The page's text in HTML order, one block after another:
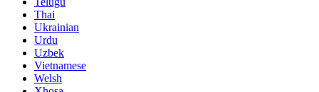
Thai
Ukrainian
Urdu
Uzbek
Vietnamese
Welsh